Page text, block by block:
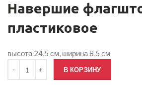
Навершие
пластиковое
высота 24,5 см, ширина 8,5 см
В КОРЗИНУ